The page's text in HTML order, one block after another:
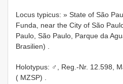
Locus typicus: » State of São
Funda, near the City of São
Paulo, São Paulo, Parque da
Brasilien) .
Holotypus: ♂, Reg.-Nr. 12.598,
( MZSP) .